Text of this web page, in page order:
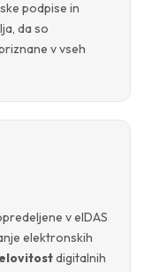
podpise in
da so
v vseh
v eIDAS
elektronskih
digitalnih